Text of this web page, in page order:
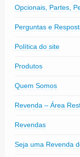
Opcionais, Partes,
Perguntas e
Política do site
Produtos
Quem Somos
Revenda – Área
Revendas
Seja uma Revenda